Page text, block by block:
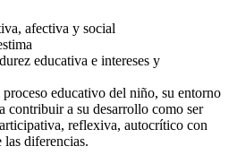
afectiva y social
educativa e intereses y
educativo del niño, su entorno
contribuir a su desarrollo como ser
reflexiva, autocrítico con
las diferencias.